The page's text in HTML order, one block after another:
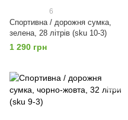
6
Спортивна / дорожня сумка,
зелена, 28 літрів (sku 10-3)
1 290 грн